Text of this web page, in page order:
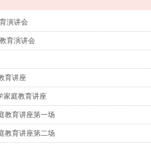
演讲会
育演讲会
育讲座
家庭教育讲座
教育讲座第一场
教育讲座第二场